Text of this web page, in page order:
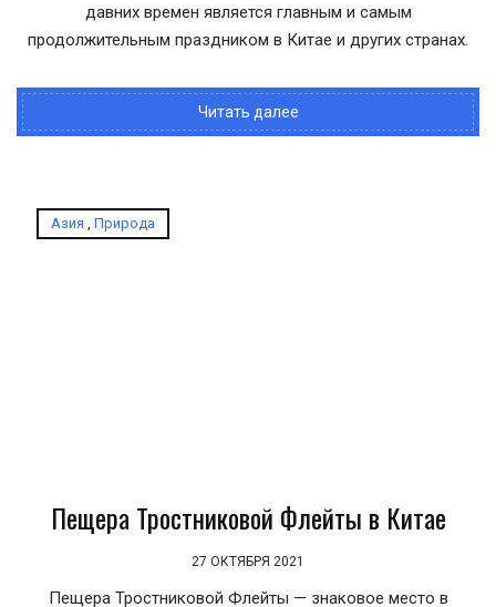
давних времен является главным и самым
продолжительным праздником в Китае и других странах.
Читать далее
Азия , Природа
Пещера Тростниковой Флейты в Китае
27 ОКТЯБРЯ 2021
Пещера Тростниковой Флейты — знаковое место в